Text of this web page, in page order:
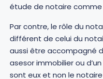
étude de notaire comme
Par contre, le rôle du
différent de celui du
aussi être accompagné
asesor immobilier ou
sont eux et non le